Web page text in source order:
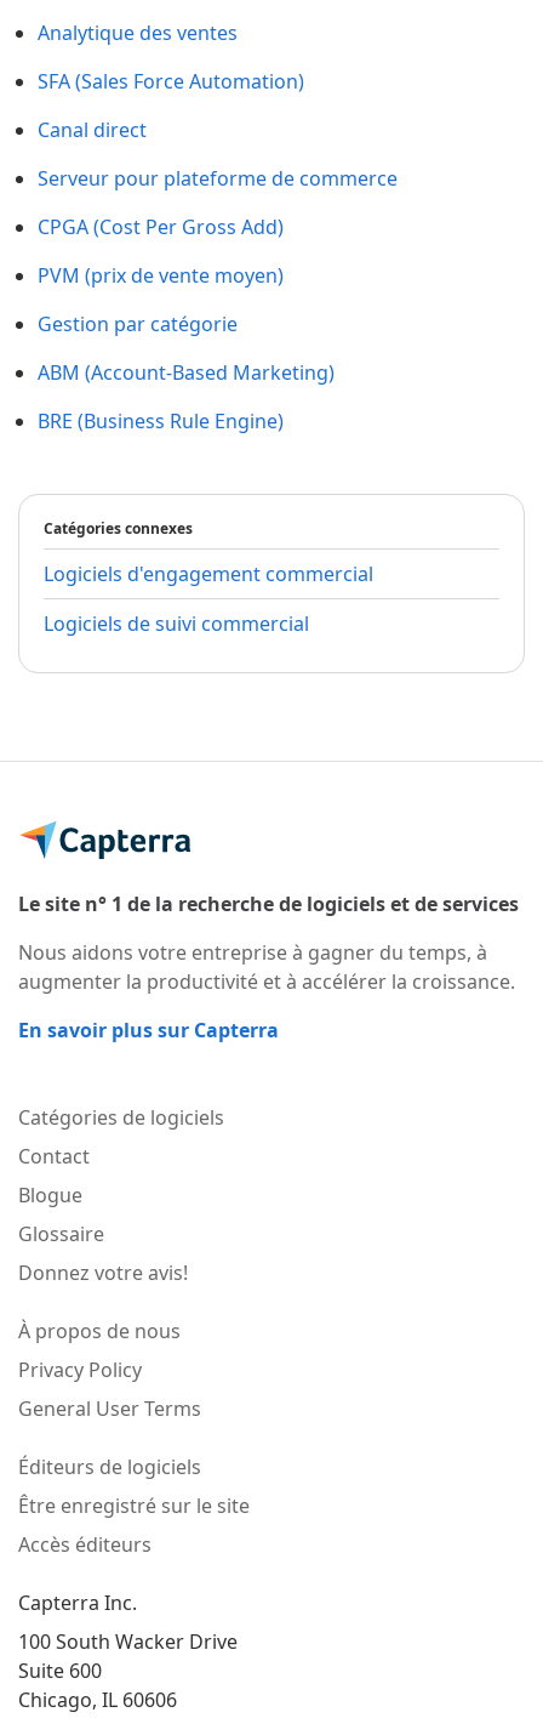
Analytique des ventes
SFA (Sales Force Automation)
Canal direct
Serveur pour plateforme de commerce
CPGA (Cost Per Gross Add)
PVM (prix de vente moyen)
Gestion par catégorie
ABM (Account-Based Marketing)
BRE (Business Rule Engine)
Catégories connexes
Logiciels d'engagement commercial
Logiciels de suivi commercial
Le site n° 1 de la recherche de logiciels et de services
Nous aidons votre entreprise à gagner du temps, à
augmenter la productivité et à accélérer la croissance.
En savoir plus sur Capterra
Catégories de logiciels
Contact
Blogue
Glossaire
Donnez votre avis!
À propos de nous
Privacy Policy
General User Terms
Éditeurs de logiciels
Être enregistré sur le site
Accès éditeurs
Capterra Inc.
100 South Wacker Drive
Suite 600
Chicago, IL 60606